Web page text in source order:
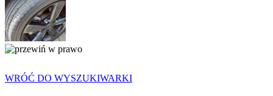
WRÓĆ DO WYSZUKIWARKI